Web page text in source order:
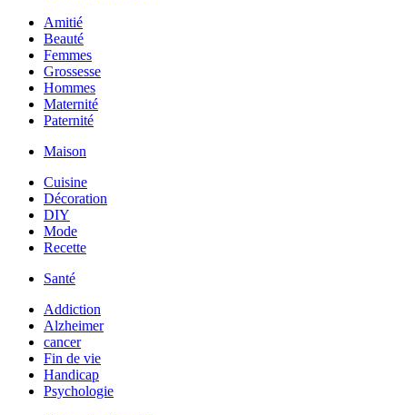
Amitié
Beauté
Femmes
Grossesse
Hommes
Maternité
Paternité
Maison
Cuisine
Décoration
DIY
Mode
Recette
Santé
Addiction
Alzheimer
cancer
Fin de vie
Handicap
Psychologie